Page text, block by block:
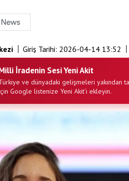
Giriş Tarihi: 2026-04-14 13:52
İradenin Sesi Yeni Akit
ve dünyadaki gelişmeleri yakından
Google listenize Yeni Akit'i ekleyin.